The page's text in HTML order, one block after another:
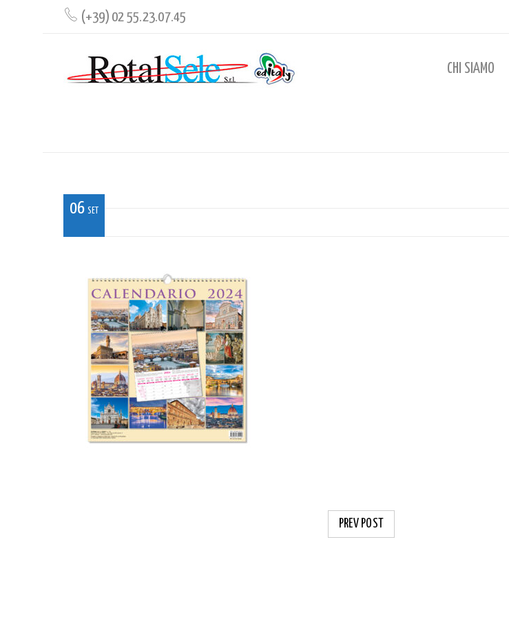
(+39) 02 55.23.07.45
CHI SIAMO
06 SET
PREV POST